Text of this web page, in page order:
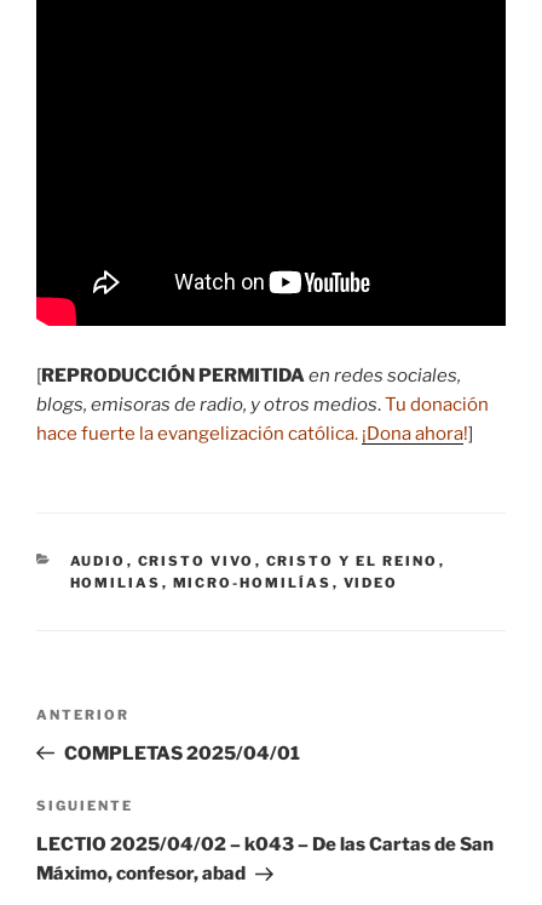
[REPRODUCCIÓN PERMITIDAen redes sociales,
blogs, emisoras de radio, y otros medios.Tu donación
hace fuerte la evangelización católica. ¡Dona ahora!]
CATEGORÍAS
AUDIO , CRISTO VIVO , CRISTO Y EL REINO ,
HOMILIAS , MICRO-HOMILÍAS , VIDEO
entradas
Entrada
anterior:
ANTERIOR
COMPLETAS 2025/04/01
Siguiente
entrada
SIGUIENTE
LECTIO 2025/04/02 – k043 – De las Cartas de San
Máximo, confesor, abad